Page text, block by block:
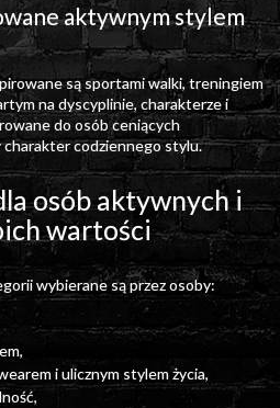
aktywnym stylem
są sportami walki, treningiem
na dyscyplinie, charakterze i
do osób ceniących
codziennego stylu.
osób aktywnych i
wartości
wybierane są przez osoby:
i ulicznym stylem życia,